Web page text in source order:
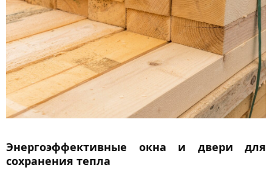
Энергоэффективные окна и двери для
сохранения тепла